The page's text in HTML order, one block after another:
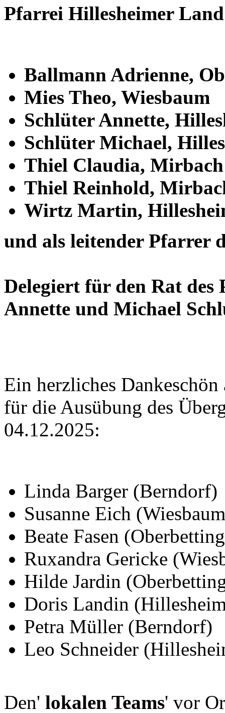
Pfarrei Hillesheimer Land
Ballmann Adrienne,
Mies Theo, Wiesbaum
Schlüter Annette,
Schlüter Michael,
Thiel Claudia, Mirbach
Thiel Reinhold,
Wirtz Martin,
und als leitender Pfarrer
Delegiert für den Rat des
Annette und Michael
Ein herzliches
für die Ausübung des
04.12.2025:
Linda Barger (Berndorf)
Susanne Eich
Beate Fasen
Ruxandra Gericke
Hilde Jardin
Doris Landin
Petra Müller (Berndorf)
Leo Schneider
Den' lokalen Teams' vor